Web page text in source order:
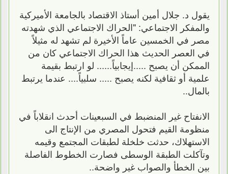
يقول د. جلال أمين أستاذ الاقتصاد بالجامعة الأميركية
والمفكر الاجتماعي: "الحراك الاجتماعي الذي شهدته
مصر في الخمسين عاماً الأخيرة لم تشهد له مثيلاً
في العصر الحديث هذا الحراك الاجتماعي كان من
الممكن أن يصبح .....إيجابياً...... لو ارتبط بقيمة
علمية أو ثقافية لكنه يصبح ..... سلبياً.... عندما يرتبط
بالمال..
الانفتاح غير المنضبط في السبعينات أحدث انقلاباً في
منظومة القيم فتحول المصري من الإنتاج الى
الاستهلاك، حدثت خلخلة لطبقات المجتمع وقيمه
وتآكلت الطبقة الوسطى فصارت الخطوط الفاصلة
بين الخطأ والصواب غير واضحة..